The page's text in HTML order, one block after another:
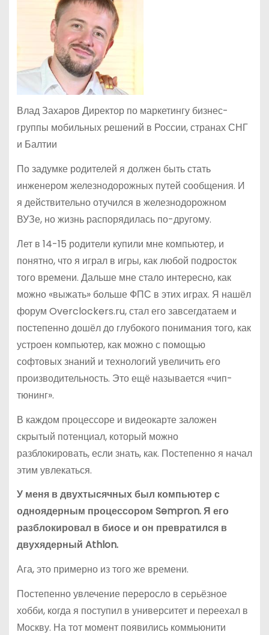
Влад Захаров Директор по маркетингу бизнес-
группы мобильных решений в России, странах СНГ
и Балтии
По задумке родителей я должен быть стать
инженером железнодорожных путей сообщения. И
я действительно отучился в железнодорожном
ВУЗе, но жизнь распорядилась по-другому.
Лет в 14-15 родители купили мне компьютер, и
понятно, что я играл в игры, как любой подросток
того времени. Дальше мне стало интересно, как
можно «выжать» больше ФПС в этих играх. Я нашёл
форум Overclockers.ru, стал его завсегдатаем и
постепенно дошёл до глубокого понимания того, как
устроен компьютер, как можно с помощью
софтовых знаний и технологий увеличить его
производительность. Это ещё называется «чип-
тюнинг».
В каждом процессоре и видеокарте заложен
скрытый потенциал, который можно
разблокировать, если знать, как. Постепенно я начал
этим увлекаться.
У меня в двухтысячных был компьютер с
одноядерным процессором Sempron. Я его
разблокировал в биосе и он превратился в
двухядерный Athlon.
Ага, это примерно из того же времени.
Постепенно увлечение переросло в серьёзное
хобби, когда я поступил в университет и переехал в
Москву. На тот момент появились коммьюнити